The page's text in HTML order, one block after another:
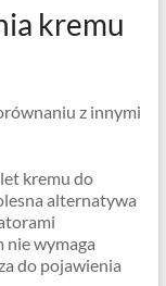
kremu
z innymi
kremu do
alternatywa
​​nie wymaga
do pojawienia